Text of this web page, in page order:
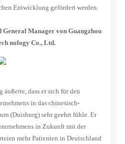
Entwicklung gefördert werden.
Manager von Guangzhou
nology Co., Ltd.
dass er sich für den
in das chinesisch-
(Duisburg) sehr geehrt fühle. Er
in Zukunft mit der
mehr Patienten in Deutschland